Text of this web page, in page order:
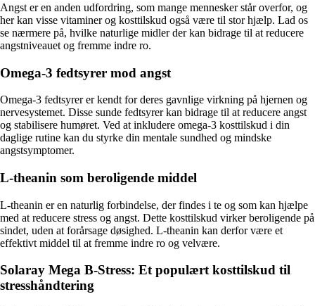
Angst er en anden udfordring, som mange mennesker står overfor, og
her kan visse vitaminer og kosttilskud også være til stor hjælp. Lad os
se nærmere på, hvilke naturlige midler der kan bidrage til at reducere
angstniveauet og fremme indre ro.
Omega-3 fedtsyrer mod angst
Omega-3 fedtsyrer er kendt for deres gavnlige virkning på hjernen og
nervesystemet. Disse sunde fedtsyrer kan bidrage til at reducere angst
og stabilisere humøret. Ved at inkludere omega-3 kosttilskud i din
daglige rutine kan du styrke din mentale sundhed og mindske
angstsymptomer.
L-theanin som beroligende middel
L-theanin er en naturlig forbindelse, der findes i te og som kan hjælpe
med at reducere stress og angst. Dette kosttilskud virker beroligende på
sindet, uden at forårsage døsighed. L-theanin kan derfor være et
effektivt middel til at fremme indre ro og velvære.
Solaray Mega B-Stress: Et populært kosttilskud til
stresshåndtering